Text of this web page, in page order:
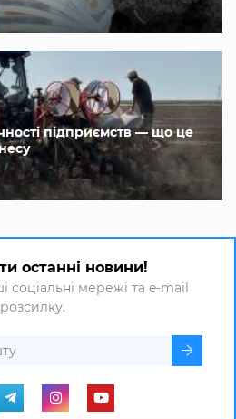
підприємств — що це
останні новини!
соціальні мережі та e-mail
розсилку.